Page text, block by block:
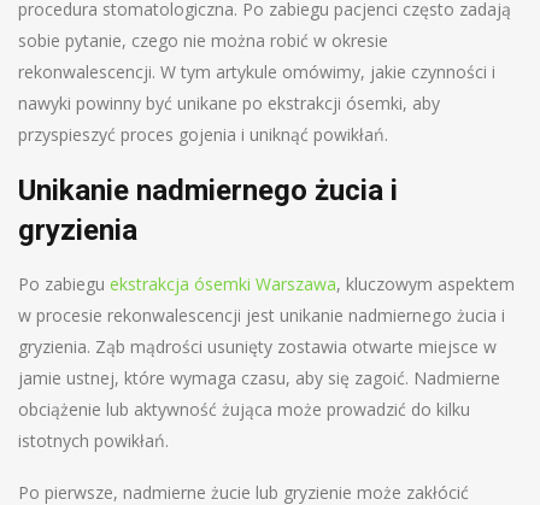
procedura stomatologiczna. Po zabiegu pacjenci często zadają
sobie pytanie, czego nie można robić w okresie
rekonwalescencji. W tym artykule omówimy, jakie czynności i
nawyki powinny być unikane po ekstrakcji ósemki, aby
przyspieszyć proces gojenia i uniknąć powikłań.
Unikanie nadmiernego żucia i
gryzienia
Po zabiegu ekstrakcja ósemki Warszawa, kluczowym aspektem
w procesie rekonwalescencji jest unikanie nadmiernego żucia i
gryzienia. Ząb mądrości usunięty zostawia otwarte miejsce w
jamie ustnej, które wymaga czasu, aby się zagoić. Nadmierne
obciążenie lub aktywność żująca może prowadzić do kilku
istotnych powikłań.
Po pierwsze, nadmierne żucie lub gryzienie może zakłócić